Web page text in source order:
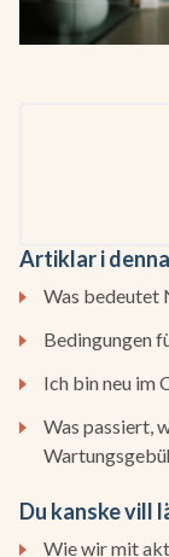
Artiklar i
Was bedeutet
Bedingungen
Ich bin neu im
Was passiert,
Du kanske vill
Wie wir mit